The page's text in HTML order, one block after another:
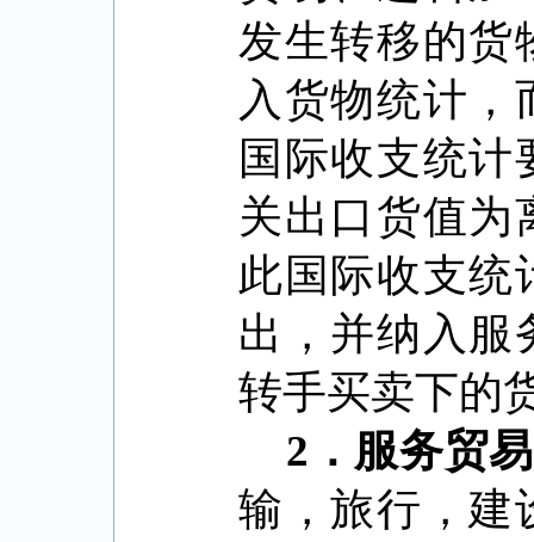
发生转移的货
入货物统计
国际收支统
关出口货值为
此国际收支统
出，并纳入服
转手买卖下的
2 ． 服务贸
输，旅行，建